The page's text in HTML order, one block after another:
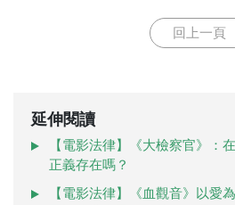
回上一頁
延伸閱讀
【電影法律】《大檢察官》：
正義存在嗎？
【電影法律】《血觀音》以愛